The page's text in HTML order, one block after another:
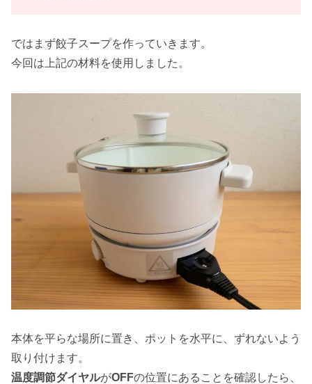
ではまず餃子スープを作っていきます。
今回は上記の材料を使用しました。
本体を平らな場所に置き、ポットを水平に、ずれないよう
取り付けます。
温度調節ダイヤルがOFFの位置にあることを確認したら、